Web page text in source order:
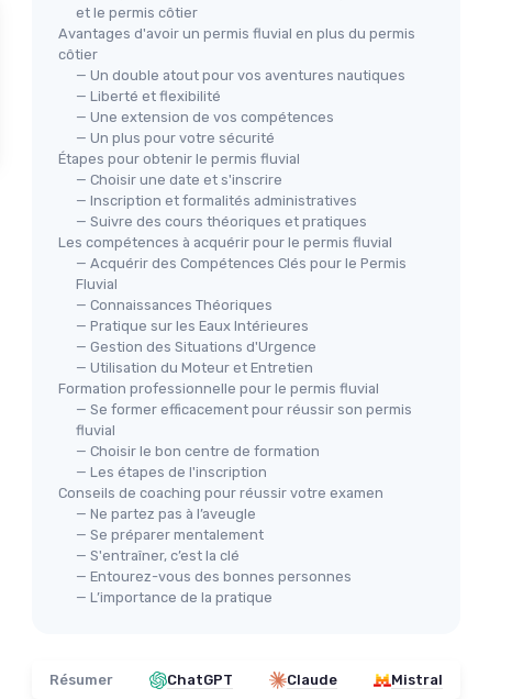
et le permis côtier
Avantages d'avoir un permis fluvial en plus du permis
côtier
— Un double atout pour vos aventures nautiques
— Liberté et flexibilité
— Une extension de vos compétences
— Un plus pour votre sécurité
Étapes pour obtenir le permis fluvial
— Choisir une date et s'inscrire
— Inscription et formalités administratives
— Suivre des cours théoriques et pratiques
Les compétences à acquérir pour le permis fluvial
— Acquérir des Compétences Clés pour le Permis
Fluvial
— Connaissances Théoriques
— Pratique sur les Eaux Intérieures
— Gestion des Situations d'Urgence
— Utilisation du Moteur et Entretien
Formation professionnelle pour le permis fluvial
— Se former efficacement pour réussir son permis
fluvial
— Choisir le bon centre de formation
— Les étapes de l'inscription
Conseils de coaching pour réussir votre examen
— Ne partez pas à l’aveugle
— Se préparer mentalement
— S'entraîner, c’est la clé
— Entourez-vous des bonnes personnes
— L’importance de la pratique
Résumer ChatGPT Claude Mistral